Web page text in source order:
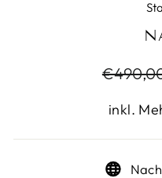
Normaler
inkl.